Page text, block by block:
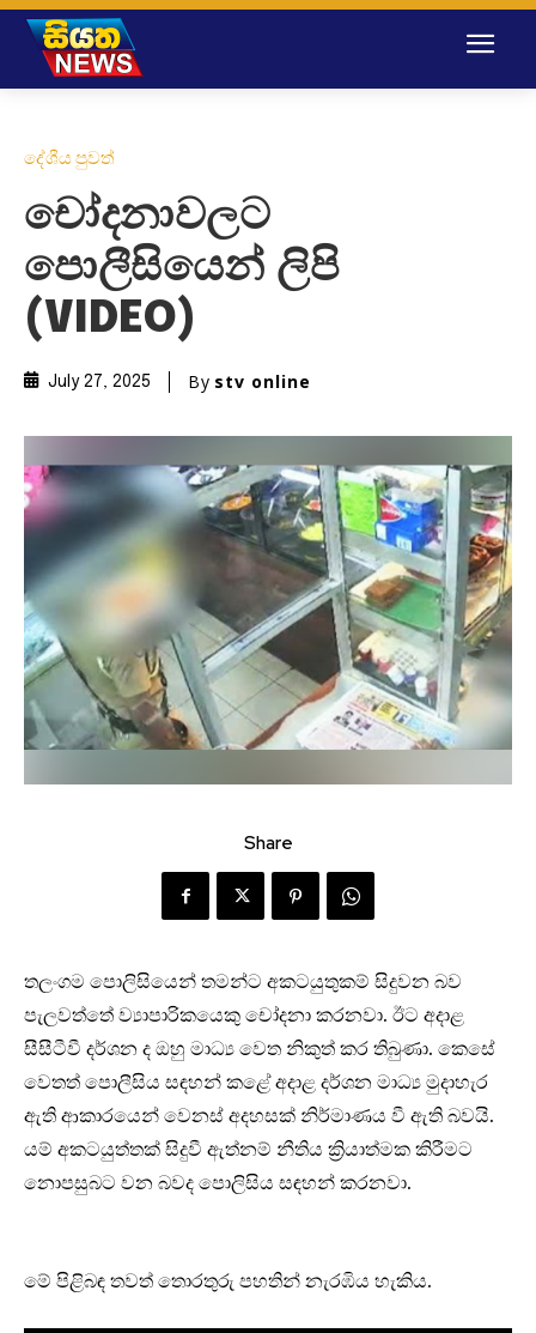
දේශීය පුවත්
චෝදනාවලට
පොලීසියෙන් ලිපි
(VIDEO)
July 27, 2025 By stv online
Share
තලංගම පොලිසියෙන් තමන්ට අකටයුතුකම් සිදුවන බව
පැලවත්තේ ව්‍යාපාරිකයෙකු චෝදනා කරනවා. ඊට අදාළ
සීසීටීවී දර්ශන ද ඔහු මාධ්‍ය වෙත නිකුත් කර තිබුණා. කෙසේ
වෙතත් පොලීසිය සඳහන් කළේ අදාළ දර්ශන මාධ්‍ය මුදාහැර
ඇති ආකාරයෙන් වෙනස් අදහසක් නිර්මාණය වී ඇති බවයි.
යම් අකටයුත්තක් සිදුවී ඇත්නම් නීතිය ක්‍රියාත්මක කිරීමට
නොපසුබට වන බවද පොලිසිය සඳහන් කරනවා.
මේ පිළිබඳ තවත් තොරතුරු පහතින් නැරඹිය හැකිය.